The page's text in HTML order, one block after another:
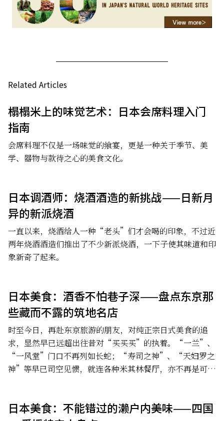
Related Articles
榻榻米上的味觉艺术：日本会席料理入门
指南
会席料理不仅是一场味觉的飨宴，更是一种关于季节、美
学、器物与款待之心的美食文化。
日本调酒师：烧酒酒造的新挑战——日新月
异的新派烧酒
一直以来，烧酒给人一种“老头”们才会喝的印象，不过近
两年烧酒酒造们推出了不少新派烧酒，一下子使其味道和印
象新奇了起来。
日本美食：酒香不怕巷子深——盘点东京那
些藏而不露的筑地名店
时至今日，再赴东京旅游的朋友，对纯正宗日式美食的追
求，显然早已远超出往昔对“买买买”的执着。“一兰”、
“一风堂”门口不再列如长蛇；“寿司之神”、“天妇罗之
神”等早已司空见惯，就连各种米其林餐厅，亦不再是可望
日本美食：不能错过的濑户内美味——四国